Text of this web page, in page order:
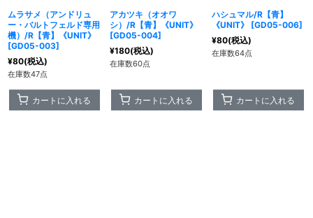
ムラサメ（アンドリュ
ー・バルトフェルド専用
機）/R【青】《UNIT》
[GD05-003]
¥80(税込)
在庫数47点
カートに入れる
アカツキ（オオワ
シ）/R【青】《UNIT》
[GD05-004]
¥180(税込)
在庫数60点
カートに入れる
ハシュマル/R【青】
《UNIT》
[GD05-006]
¥80(税込)
在庫数64点
カートに入れる